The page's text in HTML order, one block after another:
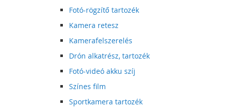
Fotó-rögzítő tartozék
Kamera retesz
Kamerafelszerelés
Drón alkatrész, tartozék
Fotó-videó akku szíj
Színes film
Sportkamera tartozék